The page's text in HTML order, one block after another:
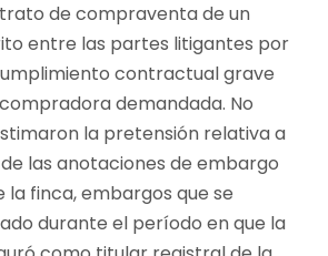
de compraventa de un
entre las partes litigantes por
contractual grave
demandada. No
la pretensión relativa a
las anotaciones de embargo
finca, embargos que se
durante el período en que la